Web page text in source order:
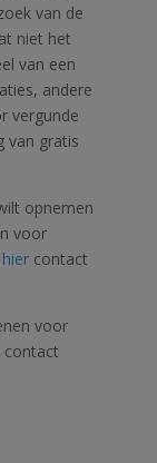
van de
niet het
van een
andere
vergunde
van gratis
opnemen
voor
hiercontact
voor
contact